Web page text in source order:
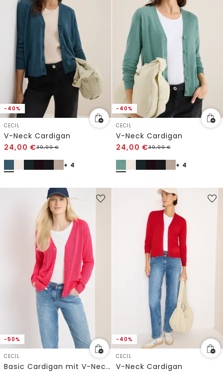
-40%
CECIL
V-Neck Cardigan
24,00 €39,99€
+ 4
-40%
CECIL
V-Neck Cardigan
24,00 €39,99€
+ 4
-50%
CECIL
Basic Cardigan mit V-Neck und Knöpfen
-40%
CECIL
V-Neck Cardigan